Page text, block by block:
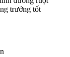
trưởng tốt